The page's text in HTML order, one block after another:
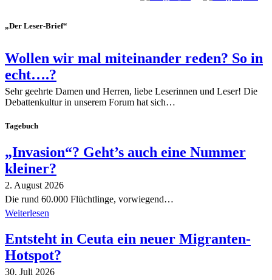
„Der Leser-Brief“
Wollen wir mal miteinander reden? So in
echt….?
Sehr geehrte Damen und Herren, liebe Leserinnen und Leser! Die
Debattenkultur in unserem Forum hat sich…
Tagebuch
„Invasion“? Geht’s auch eine Nummer
kleiner?
2. August 2026
Die rund 60.000 Flüchtlinge, vorwiegend…
Weiterlesen
Entsteht in Ceuta ein neuer Migranten-
Hotspot?
30. Juli 2026